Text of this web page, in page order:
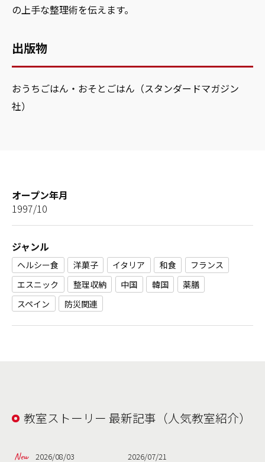
の上手な整理術を伝えます。
出版物
おうちごはん・おそとごはん（スタンダードマガジン
社）
オープン年月
1997/10
ジャンル
ヘルシー食 洋菓子 イタリア 和食
フランス
エスニック
整理収納 中国 韓国
薬膳
スペイン
防災関連
教室ストーリー 最新記事（人気教室紹介）
2026/08/03 2026/07/21